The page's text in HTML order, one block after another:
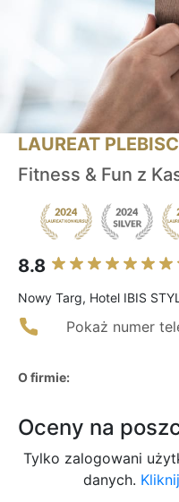
LAUREAT
Fitness & Fun z
8.8
Nowy Targ, Hotel IBIS
Pokaż numer
O firmie:
Oceny na
Tylko zalogowani
danych.